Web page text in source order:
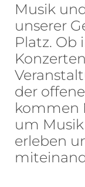
Musik
unserer
Platz. Ob
der
kommen
um
erleben